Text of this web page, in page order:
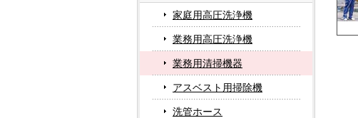
家庭用高圧洗浄機
業務用高圧洗浄機
業務用清掃機器
アスベスト用掃除機
洗管ホース